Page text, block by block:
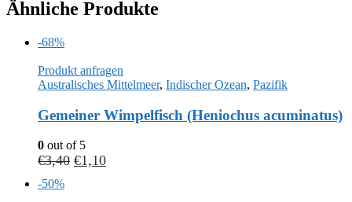
Ähnliche Produkte
-68%
Produkt anfragen
Australisches Mittelmeer, Indischer Ozean, Pazifik
Gemeiner Wimpelfisch (Heniochus acuminatus)
0 out of 5
€3,40 €1,10
-50%